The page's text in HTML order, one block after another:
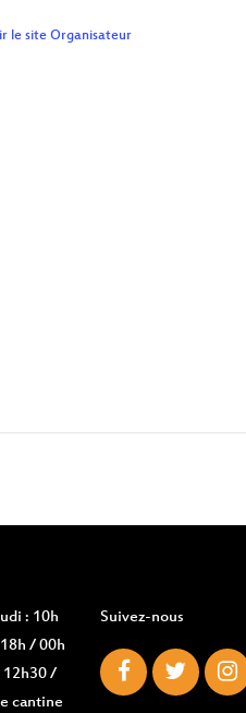
le site Organisateur
: 10h
/ 00h
12h30 /
cantine
Suivez-nous